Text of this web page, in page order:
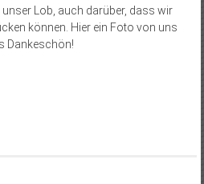
Lob, auch darüber, dass wir
können. Hier ein Foto von uns
Dankeschön!